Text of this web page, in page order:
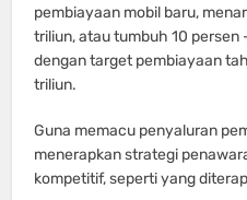
pembiayaan mobil baru,
triliun, atau tumbuh 10 persen
dengan target pembiayaan
triliun.
Guna memacu penyaluran
menerapkan strategi
kompetitif, seperti yang